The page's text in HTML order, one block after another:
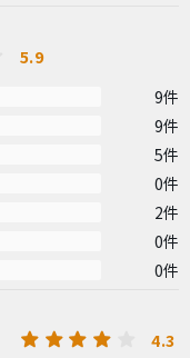
5.9
9件
9件
5件
0件
2件
0件
0件
4.3